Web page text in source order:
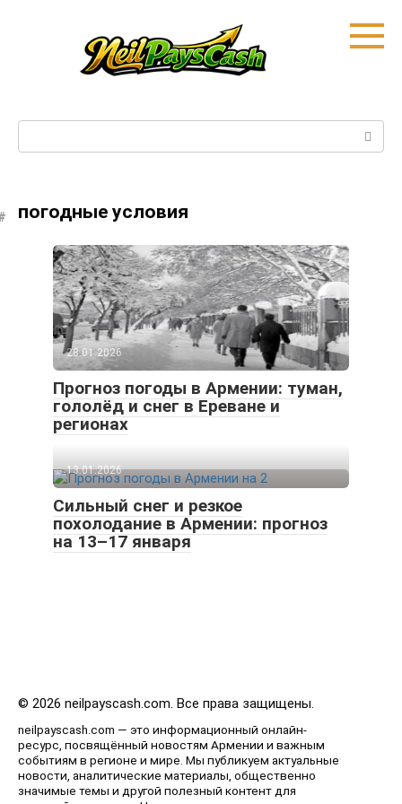
погодные условия
28.01.2026
Прогноз погоды в Армении: туман,
гололёд и снег в Ереване и
регионах
13.01.2026
Сильный снег и резкое
похолодание в Армении: прогноз
на 13–17 января
© 2026 neilpayscash.com. Все права защищены.
neilpayscash.com — это информационный онлайн-
ресурс, посвящённый новостям Армении и важным
событиям в регионе и мире. Мы публикуем актуальные
новости, аналитические материалы, общественно
значимые темы и другой полезный контент для